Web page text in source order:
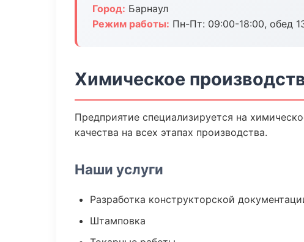
Город: Барнаул
Режим работы: Пн-Пт: 09:00-18:00, обед
Химическое
Предприятие специализируется на
качества на всех этапах производства.
Наши услуги
Разработка конструкторской
Штамповка